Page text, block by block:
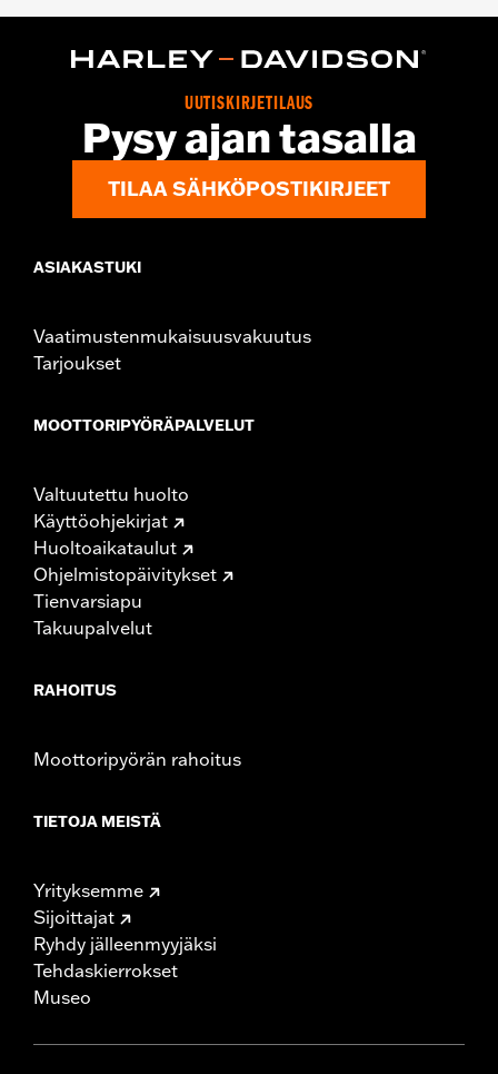
UUTISKIRJETILAUS
Pysy ajan tasalla
TILAA SÄHKÖPOSTIKIRJEET
ASIAKASTUKI
Vaatimustenmukaisuusvakuutus
Tarjoukset
MOOTTORIPYÖRÄPALVELUT
Valtuutettu huolto
Käyttöohjekirjat
Huoltoaikataulut
Ohjelmistopäivitykset
Tienvarsiapu
Takuupalvelut
RAHOITUS
Moottoripyörän rahoitus
TIETOJA MEISTÄ
Yrityksemme
Sijoittajat
Ryhdy jälleenmyyjäksi
Tehdaskierrokset
Museo